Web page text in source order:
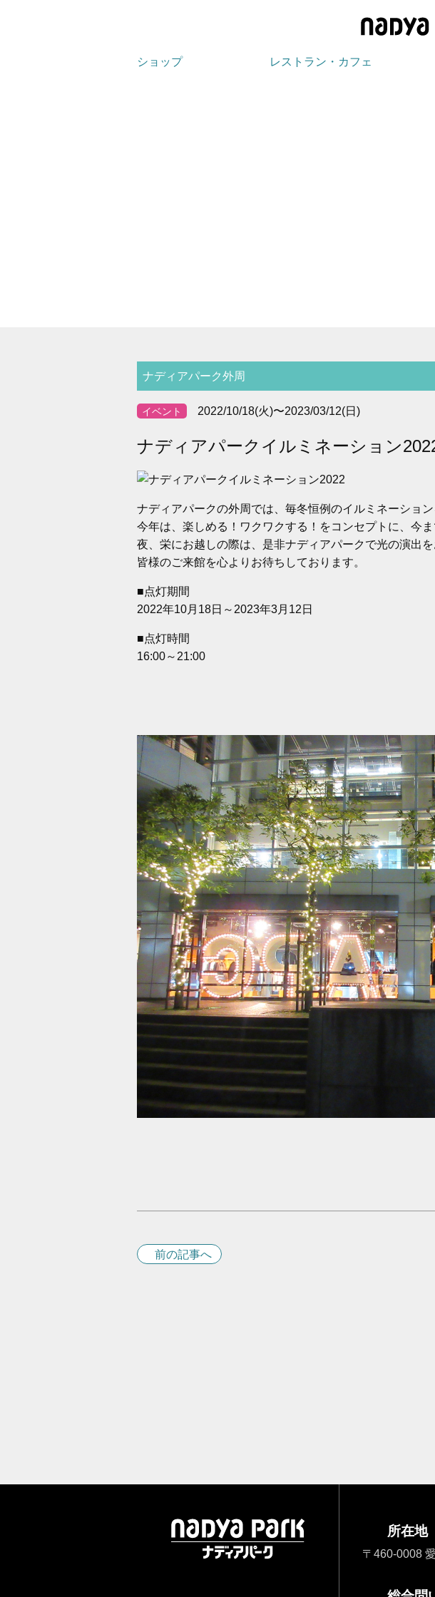
ショップ レストラン・カフェ
ナディアパーク外周
イベント 2022/10/18(火)〜2023/03/12(日)
ナディアパークイルミネーション
ナディアパークの外周では、毎冬恒例のイルミネーション
今年は、楽しめる！ワクワクする！をコンセプトに、今
夜、栄にお越しの際は、是非ナディアパークで光の演出を
皆様のご来館を心よりお待ちしております。
■点灯期間
2022年10月18日～2023年3月12日
■点灯時間
16:00～21:00
前の記事へ
所在地
〒460-0008